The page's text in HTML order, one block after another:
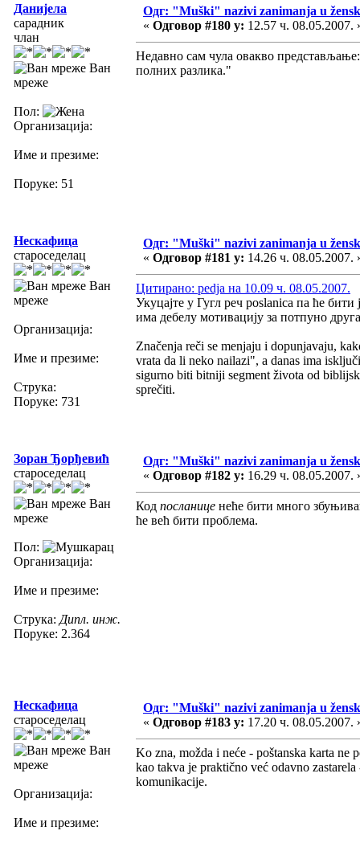
Данијела
сарадник
члан
Ван
мреже
Пол:
Организација:
Име и презиме:
Поруке: 51
Одг: "Muški" nazivi zanimanja u
« Одговор #180 у: 12.57 ч. 08.05.2007.
Недавно сам чула овакво
полних разлика."
Нескафица
староседелац
Ван
мреже
Организација:
Име и презиме:
Струка:
Поруке: 731
Одг: "Muški" nazivi zanimanja u
« Одговор #181 у: 14.26 ч. 08.05.2007.
Цитирано: pedja на 10.09 ч. 08.05.2007.
Укуцајте у Гугл реч poslanica па ће
има дебелу мотивацију за потпуно
Značenja reči se menjaju i dopunjavaju,
vrata da li neko nailazi", a danas ima
sigurno biti bitniji segment života od
sprečiti.
Зоран Ђорђевић
староседелац
Ван
мреже
Пол:
Организација:
Име и презиме:
Струка: Дипл. инж.
Поруке: 2.364
Одг: "Muški" nazivi zanimanja u
« Одговор #182 у: 16.29 ч. 08.05.2007.
Код посланице неће бити много
ће већ бити проблема.
Нескафица
староседелац
Ван
мреже
Организација:
Име и презиме:
Одг: "Muški" nazivi zanimanja u
« Одговор #183 у: 17.20 ч. 08.05.2007.
Ko zna, možda i neće - poštanska karta ne
kao takva je praktično već odavno
komunikacije.